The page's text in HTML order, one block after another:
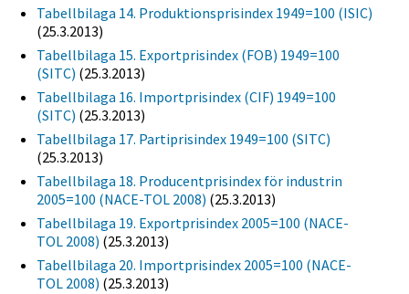
Tabellbilaga 14. Produktionsprisindex 1949=100 (ISIC)
(25.3.2013)
Tabellbilaga 15. Exportprisindex (FOB) 1949=100
(SITC) (25.3.2013)
Tabellbilaga 16. Importprisindex (CIF) 1949=100
(SITC) (25.3.2013)
Tabellbilaga 17. Partiprisindex 1949=100 (SITC)
(25.3.2013)
Tabellbilaga 18. Producentprisindex för industrin
2005=100 (NACE-TOL 2008) (25.3.2013)
Tabellbilaga 19. Exportprisindex 2005=100 (NACE-
TOL 2008) (25.3.2013)
Tabellbilaga 20. Importprisindex 2005=100 (NACE-
TOL 2008) (25.3.2013)